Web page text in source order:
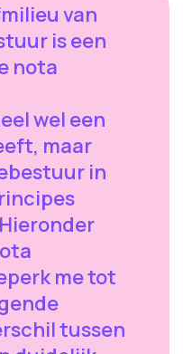
van
is een
nota
wel een
maar
in
me tot
tussen